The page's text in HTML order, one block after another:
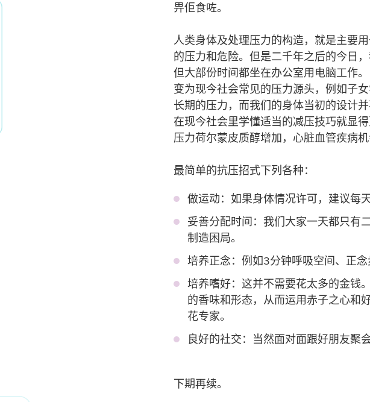
畀佢食咗。
人类身体及处理压力的构造，就是主要
的压力和危险。但是二千年之后的今日
但大部份时间都坐在办公室用电脑工作
变为现今社会常见的压力源头，例如子
长期的压力，而我们的身体当初的设计
在现今社会里学懂适当的减压技巧就显
压力荷尔蒙皮质醇增加，心脏血管疾病机
最简单的抗压招式下列各种：
做运动：如果身体情况许可，建议每
妥善分配时间：我们大家一天都只有
制造困局。
培养正念：例如3分钟呼吸空间、正念
培养嗜好：这并不需要花太多的金钱
的香味和形态，从而运用赤子之心和
花专家。
良好的社交：当然面对面跟好朋友聚
下期再续。